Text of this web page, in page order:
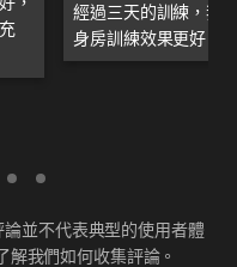
經過三天的訓練，我
身房訓練效果更好。
並不代表典型的使用者體
解我們如何收集評論。